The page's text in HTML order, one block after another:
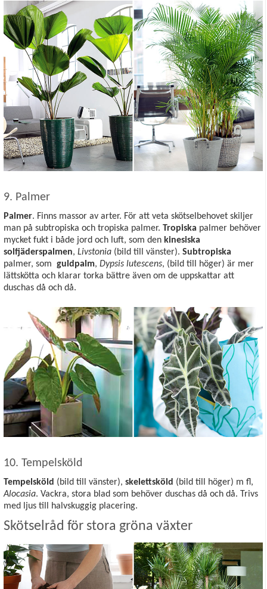
9. Palmer
Palmer. Finns massor av arter. För att veta skötselbehovet skiljer
man på subtropiska och tropiska palmer. Tropiska palmer behöver
mycket fukt i både jord och luft, som den kinesiska
solfjäderspalmen, Livstonia (bild till vänster). Subtropiska
palmer, som guldpalm, Dypsis lutescens, (bild till höger) är mer
lättskötta och klarar torka bättre även om de uppskattar att
duschas då och då.
10. Tempelsköld
Tempelsköld (bild till vänster), skelettsköld (bild till höger) m fl,
Alocasia. Vackra, stora blad som behöver duschas då och då. Trivs
med ljus till halvskuggig placering.
Skötselråd för stora gröna växter